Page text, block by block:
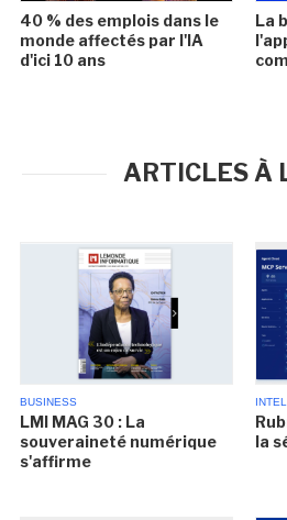
40 % des emplois dans le
monde affectés par l'IA
d'ici 10 ans
La
ARTICLES À
BUSINESS
LMI MAG 30 : La
souveraineté numérique
s'affirme
la